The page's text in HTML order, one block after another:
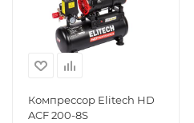
Компрессор Elitech HD
ACF 200-8S